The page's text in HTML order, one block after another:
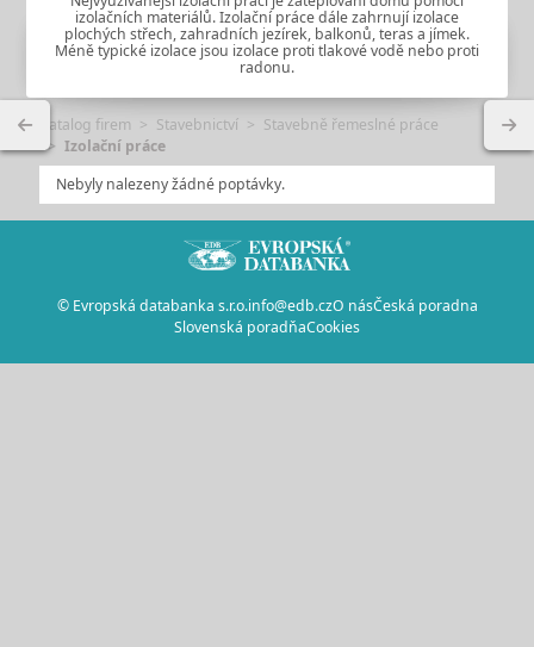
izolačních materiálů. Izolační práce dále zahrnují izolace
plochých střech, zahradních jezírek, balkonů, teras a jímek.
Méně typické izolace jsou izolace proti tlakové vodě nebo proti
radonu.
Katalog firem Stavebnictví
Stavebně řemeslné práce
Izolační práce
Nebyly nalezeny žádné poptávky.
© Evropská databanka s.r.o.info@edb.czO násČeská poradna
Slovenská poradňaCookies